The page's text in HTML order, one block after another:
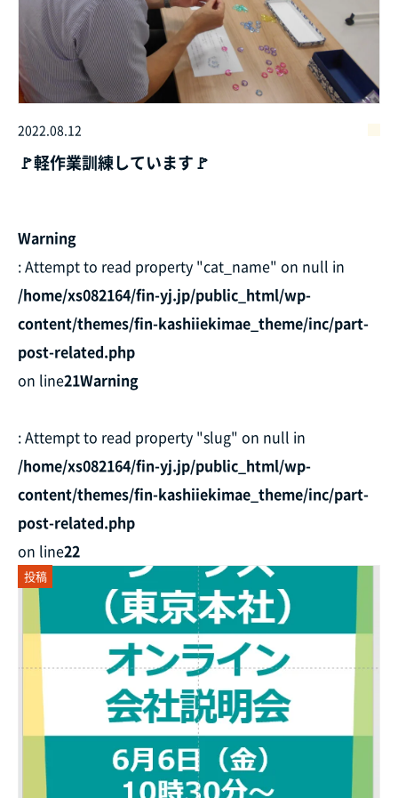
2022.08.12
🚩軽作業訓練しています🚩
Warning
: Attempt to read property "cat_name" on null in
/home/xs082164/fin-yj.jp/public_html/wp-
content/themes/fin-kashiiekimae_theme/inc/part-
post-related.php
on line21Warning
: Attempt to read property "slug" on null in
/home/xs082164/fin-yj.jp/public_html/wp-
content/themes/fin-kashiiekimae_theme/inc/part-
post-related.php
on line22
投稿